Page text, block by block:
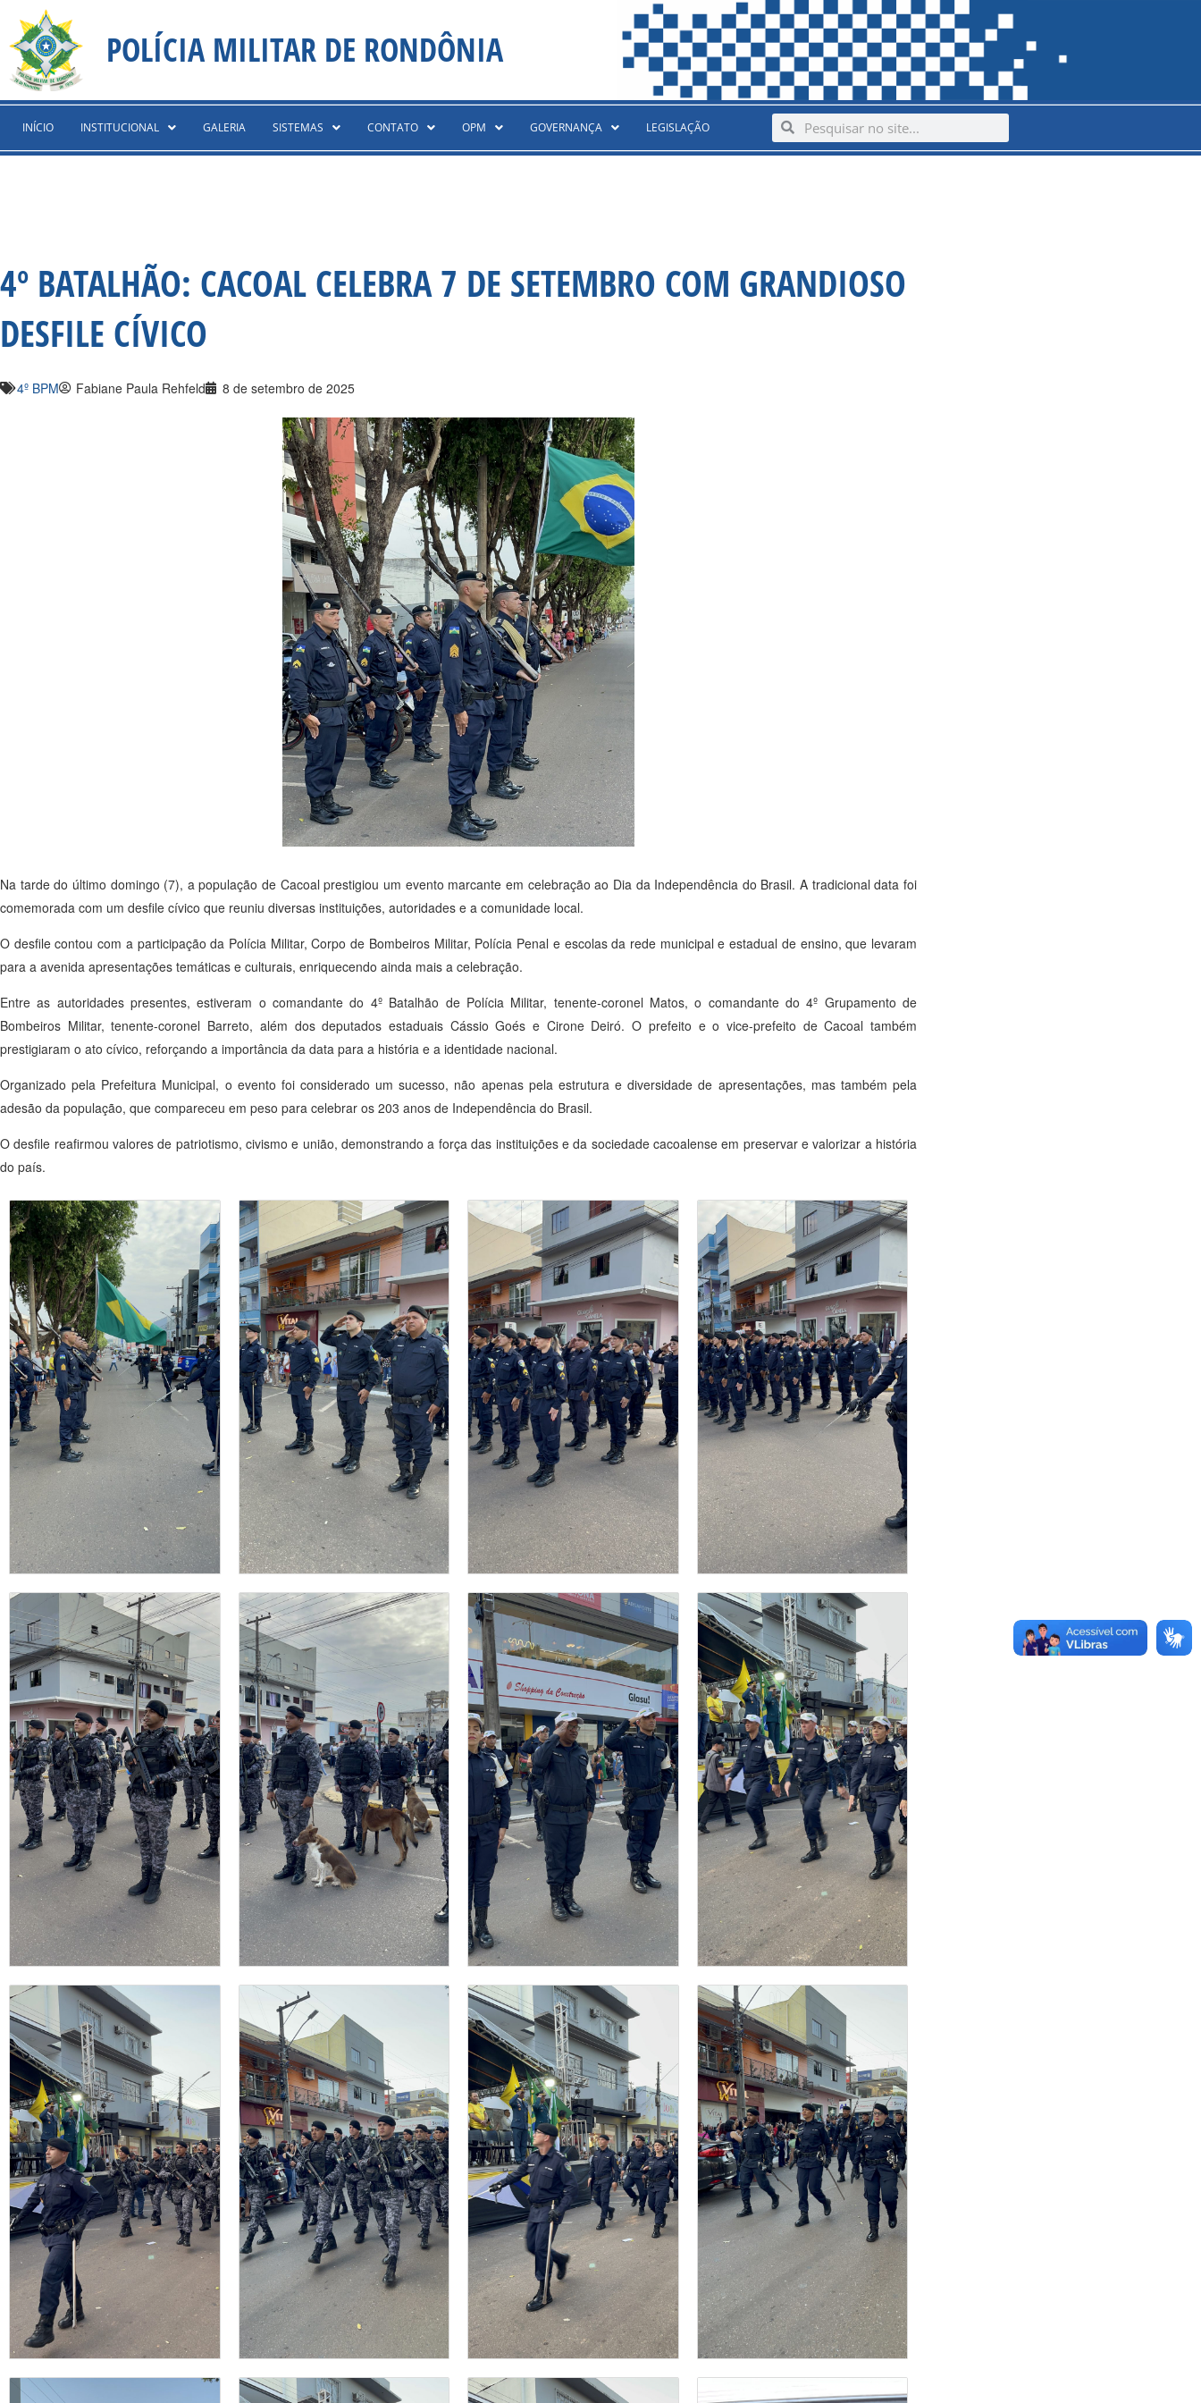
content
para
conteúdo
POLÍCIA MILITAR DE RONDÔNIA
INÍCIO INSTITUCIONAL GALERIA SISTEMAS CONTATO OPM GOVERNANÇA LEGISLAÇÃO SearchSearch
4º BATALHÃO: CACOAL CELEBRA 7 DE SETEMBRO COM GRANDIOSO
DESFILE CÍVICO
4º BPM Fabiane Paula Rehfeld 8 de setembro de 2025
Na tarde do último domingo (7), a população de Cacoal prestigiou um evento marcante em celebração ao Dia da Independência do Brasil. A tradicional data foi
comemorada com um desfile cívico que reuniu diversas instituições, autoridades e a comunidade local.
O desfile contou com a participação da Polícia Militar, Corpo de Bombeiros Militar, Polícia Penal e escolas da rede municipal e estadual de ensino, que levaram
para a avenida apresentações temáticas e culturais, enriquecendo ainda mais a celebração.
Entre as autoridades presentes, estiveram o comandante do 4º Batalhão de Polícia Militar, tenente-coronel Matos, o comandante do 4º Grupamento de
Bombeiros Militar, tenente-coronel Barreto, além dos deputados estaduais Cássio Goés e Cirone Deiró. O prefeito e o vice-prefeito de Cacoal também
prestigiaram o ato cívico, reforçando a importância da data para a história e a identidade nacional.
Organizado pela Prefeitura Municipal, o evento foi considerado um sucesso, não apenas pela estrutura e diversidade de apresentações, mas também pela
adesão da população, que compareceu em peso para celebrar os 203 anos de Independência do Brasil.
O desfile reafirmou valores de patriotismo, civismo e união, demonstrando a força das instituições e da sociedade cacoalense em preservar e valorizar a história
do país.